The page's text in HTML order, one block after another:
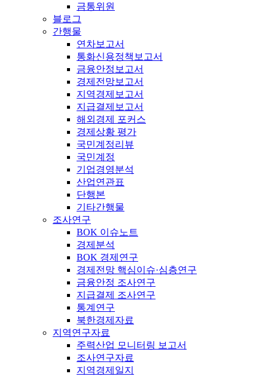
금통위원
블로그
간행물
연차보고서
통화신용정책보고서
금융안정보고서
경제전망보고서
지역경제보고서
지급결제보고서
해외경제 포커스
경제상황 평가
국민계정리뷰
국민계정
기업경영분석
산업연관표
단행본
기타간행물
조사연구
BOK 이슈노트
경제분석
BOK 경제연구
경제전망 핵심이슈·심층연구
금융안정 조사연구
지급결제 조사연구
통계연구
북한경제자료
지역연구자료
주력산업 모니터링 보고서
조사연구자료
지역경제일지